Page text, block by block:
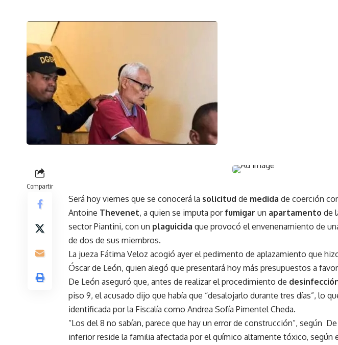
Compartir
Será hoy viernes que se conocerá la solicitud de medida de coerción
Antoine Thevenet, a quien se imputa porfumigar un apartamento de
sector Piantini, con un plaguicida que provocó el envenenamiento de
de dos de sus miembros.
La jueza Fátima Veloz acogió ayer el pedimento de aplazamiento que
Óscar de León, quien alegó que presentará hoy más presupuestos a
De León aseguró que, antes de realizar el procedimiento de
piso 9, el acusado dijo que había que “desalojarlo durante tres días”, lo
identificada por la Fiscalía como Andrea Sofía Pimentel Cheda.
“Los del 8 no sabían, parece que hay un error de construcción”, según
inferior reside la familia afectada por el químico altamente tóxico, según